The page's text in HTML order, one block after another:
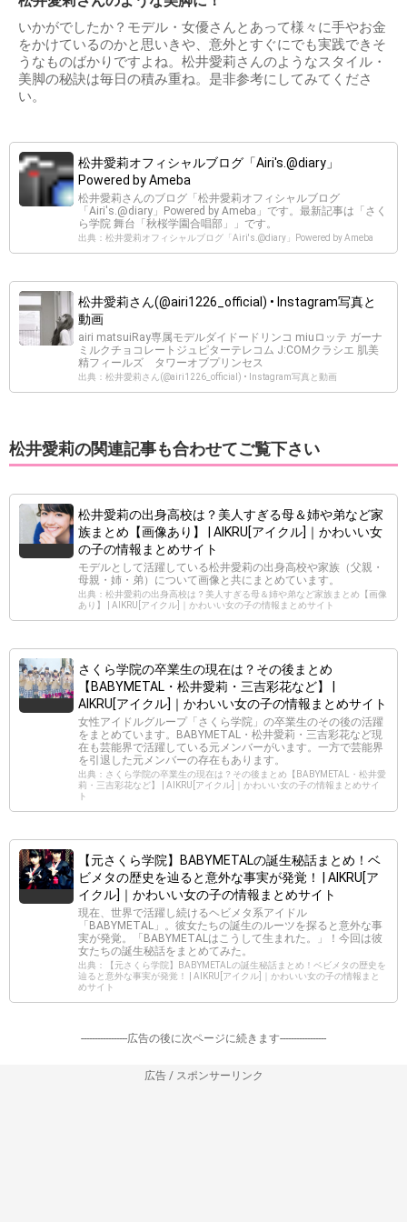
いかがでしたか？モデル・女優さんとあって様々に手やお金
をかけているのかと思いきや、意外とすぐにでも実践できそ
うなものばかりですよね。松井愛莉さんのようなスタイル・
美脚の秘訣は毎日の積み重ね。是非参考にしてみてくださ
い。
松井愛莉オフィシャルブログ「Airi's.@diary」
Powered by Ameba
松井愛莉さんのブログ「松井愛莉オフィシャルブログ
「Airi's.@diary」Powered by Ameba」です。最新記事は「さく
ら学院 舞台「秋桜学園合唱部」」です。
出典：松井愛莉オフィシャルブログ「Airi's.@diary」Powered by Ameba
松井愛莉さん(@airi1226_official) • Instagram写真と
動画
airi matsuiRay専属モデルダイドードリンコ miuロッテ ガーナ
ミルクチョコレートジュピターテレコム J:COMクラシエ 肌美
精フィールズ タワーオブプリンセス
出典：松井愛莉さん(@airi1226_official) • Instagram写真と動画
松井愛莉の関連記事も合わせてご覧下さい
松井愛莉の出身高校は？美人すぎる母＆姉や弟など家
族まとめ【画像あり】 | AIKRU[アイクル]｜かわいい女
の子の情報まとめサイト
モデルとして活躍している松井愛莉の出身高校や家族（父親・
母親・姉・弟）について画像と共にまとめています。
出典：松井愛莉の出身高校は？美人すぎる母＆姉や弟など家族まとめ【画像
あり】 | AIKRU[アイクル]｜かわいい女の子の情報まとめサイト
さくら学院の卒業生の現在は？その後まとめ
【BABYMETAL・松井愛莉・三吉彩花など】 |
AIKRU[アイクル]｜かわいい女の子の情報まとめサイト
女性アイドルグループ「さくら学院」の卒業生のその後の活躍
をまとめています。BABYMETAL・松井愛莉・三吉彩花など現
在も芸能界で活躍している元メンバーがいます。一方で芸能界
を引退した元メンバーの存在もあります。
出典：さくら学院の卒業生の現在は？その後まとめ【BABYMETAL・松井愛
莉・三吉彩花など】 | AIKRU[アイクル]｜かわいい女の子の情報まとめサイ
ト
【元さくら学院】BABYMETALの誕生秘話まとめ！ベ
ビメタの歴史を辿ると意外な事実が発覚！ | AIKRU[ア
イクル]｜かわいい女の子の情報まとめサイト
現在、世界で活躍し続けるヘビメタ系アイドル
「BABYMETAL」。彼女たちの誕生のルーツを探ると意外な事
実が発覚。「BABYMETALはこうして生まれた。」！今回は彼
女たちの誕生秘話をまとめてみた。
出典：【元さくら学院】BABYMETALの誕生秘話まとめ！ベビメタの歴史を
辿ると意外な事実が発覚！ | AIKRU[アイクル]｜かわいい女の子の情報まと
めサイト
-----------------広告の後に次ページに続きます-----------------
広告 / スポンサーリンク